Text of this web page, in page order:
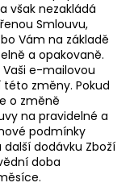
však nezakládá
Smlouvu,
Vám na základě
a opakovaně.
e-mailovou
změny. Pokud
o změně
na pravidelné a
podmínky
dodávku Zboží
doba